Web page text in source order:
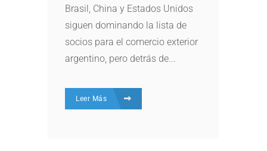
Brasil, China y Estados Unidos
siguen dominando la lista de
socios para el comercio exterior
argentino, pero detrás de...
Leer Más